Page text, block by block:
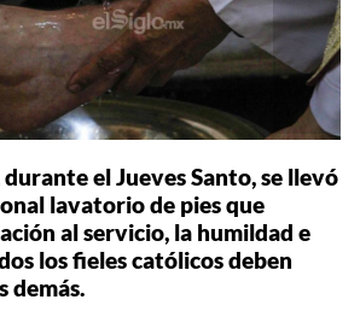
el Jueves Santo, se llevó
lavatorio de pies que
al servicio, la humildad e
los fieles católicos deben
demás.